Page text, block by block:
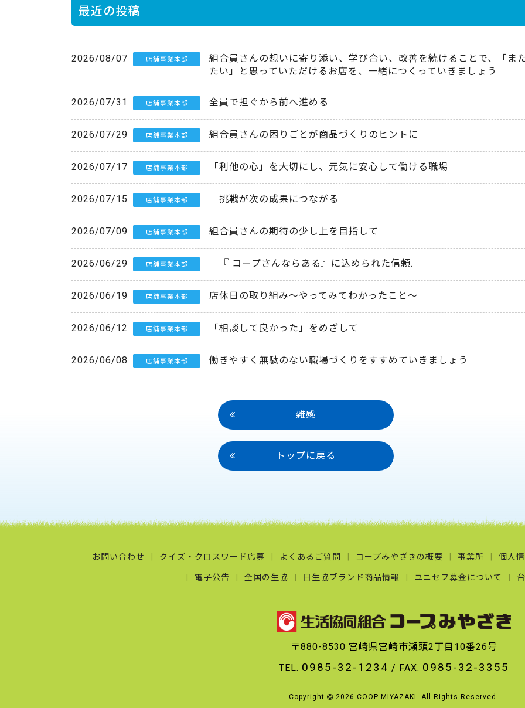
最近の投稿
2026/08/07 店舗事業本部
組合員さんの想いに寄り添い、学び合い、改善を続けることで、「ま
たい」と思っていただけるお店を、一緒につくっていきましょう
2026/07/31 店舗事業本部 全員で担ぐから前へ進める
2026/07/29 店舗事業本部 組合員さんの困りごとが商品づくりのヒントに
2026/07/17 店舗事業本部 「利他の心」を大切にし、元気に安心して働ける職場
2026/07/15 店舗事業本部 挑戦が次の成果につながる
2026/07/09 店舗事業本部 組合員さんの期待の少し上を目指して
2026/06/29 店舗事業本部 『 コープさんならある』に込められた信頼.
2026/06/19 店舗事業本部 店休日の取り組み～やってみてわかったこと～
2026/06/12 店舗事業本部 「相談して良かった」をめざして
2026/06/08 店舗事業本部 働きやすく無駄のない職場づくりをすすめていきましょう
雑感
トップに戻る
お問い合わせ クイズ・クロスワード応募 よくあるご質問 コープみやざきの概要 事業所 個人
電子公告 全国の生協 日生協ブランド商品情報 ユニセフ募金について
〒880-8530 宮崎県宮崎市瀬頭2丁目10番26号
TEL. 0985-32-1234 / FAX. 0985-32-3355
Copyright 2026 COOP MIYAZAKI. All Rights Reserved.